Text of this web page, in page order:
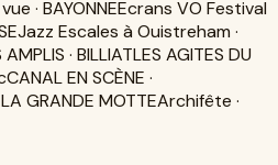
· BAYONNEEcrans VO Festival
Jazz Escales à Ouistreham ·
· BILLIATLES AGITES DU
CANAL EN SCÈNE ·
GRANDE MOTTEArchifête ·